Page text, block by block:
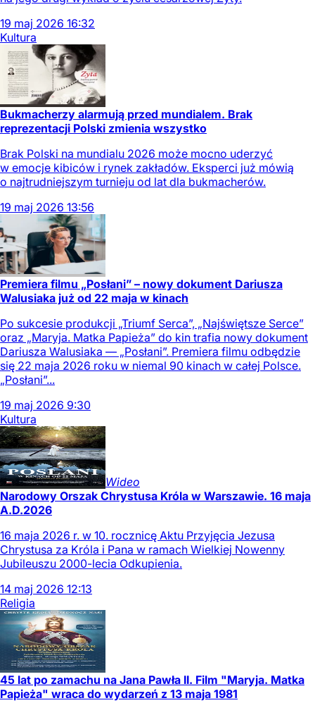
19 maj 2026 16:32
Kultura
Bukmacherzy alarmują przed mundialem. Brak
reprezentacji Polski zmienia wszystko
Brak Polski na mundialu 2026 może mocno uderzyć
w emocje kibiców i rynek zakładów. Eksperci już mówią
o najtrudniejszym turnieju od lat dla bukmacherów.
19 maj 2026 13:56
Premiera filmu „Posłani” – nowy dokument Dariusza
Walusiaka już od 22 maja w kinach
Po sukcesie produkcji „Triumf Serca”, „Najświętsze Serce”
oraz „Maryja. Matka Papieża” do kin trafia nowy dokument
Dariusza Walusiaka — „Posłani”. Premiera filmu odbędzie
się 22 maja 2026 roku w niemal 90 kinach w całej Polsce.
„Posłani”...
19 maj 2026 9:30
Kultura
Wideo
Narodowy Orszak Chrystusa Króla w Warszawie. 16 maja
A.D.2026
16 maja 2026 r. w 10. rocznicę Aktu Przyjęcia Jezusa
Chrystusa za Króla i Pana w ramach Wielkiej Nowenny
Jubileuszu 2000-lecia Odkupienia.
14 maj 2026 12:13
Religia
45 lat po zamachu na Jana Pawła II. Film "Maryja. Matka
Papieża" wraca do wydarzeń z 13 maja 1981